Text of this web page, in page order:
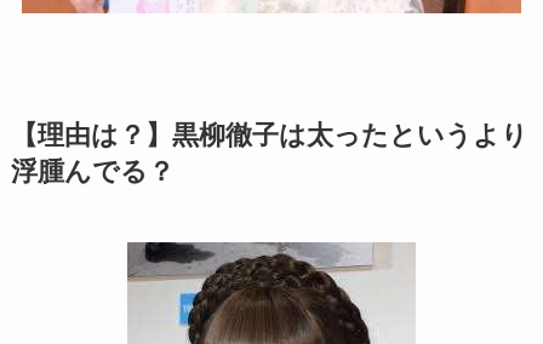
【理由は？】黒柳徹子は太ったというより
浮腫んでる？